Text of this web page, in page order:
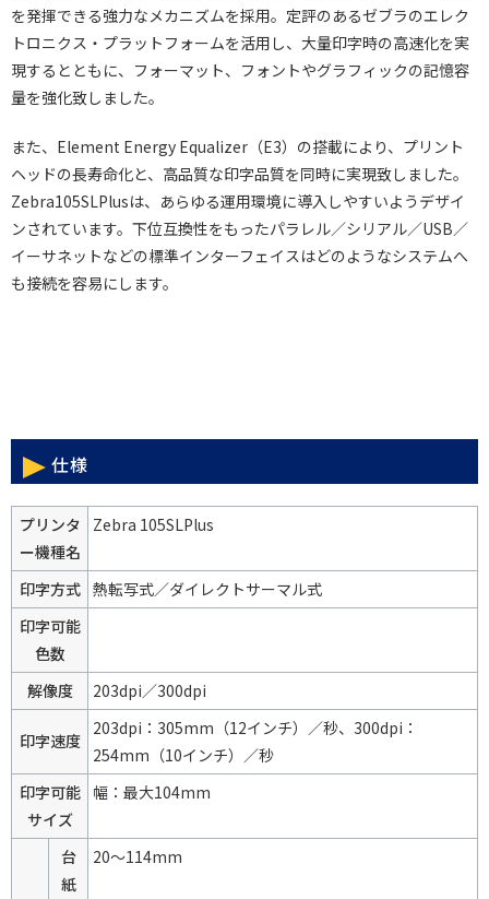
を発揮できる強力なメカニズムを採用。定評のあるゼブラのエレク
トロニクス・プラットフォームを活用し、大量印字時の高速化を実
現するとともに、フォーマット、フォントやグラフィックの記憶容
量を強化致しました。
また、Element Energy Equalizer（E3）の搭載により、プリント
ヘッドの長寿命化と、高品質な印字品質を同時に実現致しました。
Zebra105SLPlusは、あらゆる運用環境に導入しやすいようデザイ
ンされています。下位互換性をもったパラレル／シリアル／USB／
イーサネットなどの標準インターフェイスはどのようなシステムへ
も接続を容易にします。
仕様
プリンタ
ー機種名
Zebra 105SLPlus
印字方式 熱転写式／ダイレクトサーマル式
印字可能
色数
解像度
203dpi／300dpi
印字速度
203dpi：305mm（12インチ）／秒、300dpi：
254mm（10インチ）／秒
印字可能
サイズ
幅：最大104mm
台
紙
20～114mm